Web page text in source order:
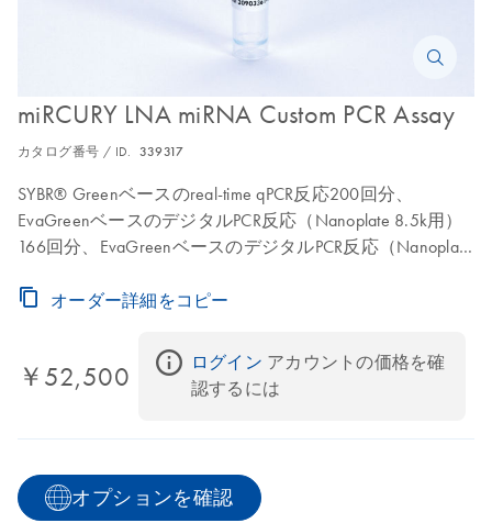
miRCURY LNA miRNA Custom PCR Assay
カタログ番号 / ID. 339317
SYBR® Greenベースのreal-time qPCR反応200回分、
EvaGreenベースのデジタルPCR反応（Nanoplate 8.5k用）
166回分、EvaGreenベースのデジタルPCR反応（Nanoplate
イマーが含まれています。
オーダー詳細をコピー
￥52,500 ログイン アカウントの価格を確
認するには
オプションを確認